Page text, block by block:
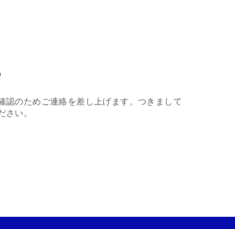
認のためご連絡を差し上げます。つきまして
い。